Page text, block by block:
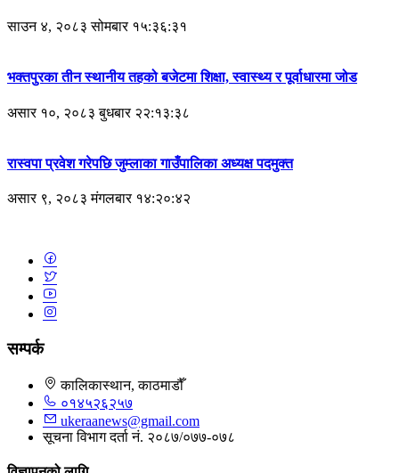
साउन ४, २०८३ सोमबार १५:३६:३१
भक्तपुरका तीन स्थानीय तहको बजेटमा शिक्षा, स्वास्थ्य र पूर्वाधारमा जोड
असार १०, २०८३ बुधबार २२:१३:३८
रास्वपा प्रवेश गरेपछि जुम्लाका गाउँपालिका अध्यक्ष पदमुक्त
असार ९, २०८३ मंगलबार १४:२०:४२
सम्पर्क
कालिकास्थान, काठमाडौँ
०१४५२६२५७
ukeraanews@gmail.com
सूचना विभाग दर्ता नं. २०८७/०७७-०७८